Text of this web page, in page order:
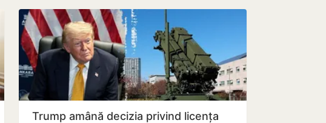
Trump amână decizia privind licența